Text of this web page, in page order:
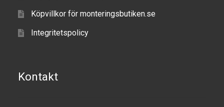
Monitor
Printer
Köpvillkor för monteringsbutiken.se
Integritetspolicy
Kontakt